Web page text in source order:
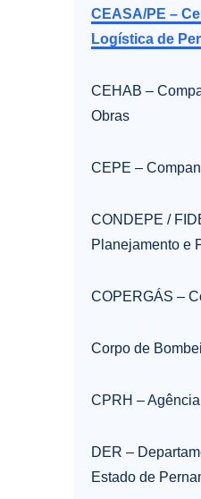
CEASA/PE –
Logística de
CEHAB –
Obras
CEPE –
CONDEPE /
Planejamento e
COPERGÁS –
Corpo de
CPRH –
DER –
Estado de